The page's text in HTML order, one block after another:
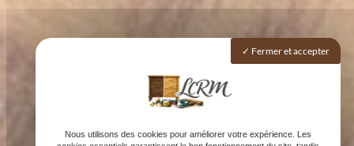
Fermer et accepter
Nous utilisons des cookies pour améliorer votre expérience. Les